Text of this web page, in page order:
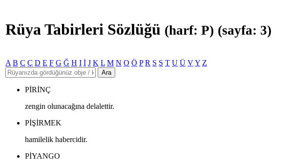
Rüya Tabirleri Sözlüğü (harf: P) (sayfa: 3)
A B C Ç D E F G Ğ H I İ J K L M N O Ö P R S Ş T U Ü VY Z
Ara
PIRINÇ
zengin olunacağına delalettir.
PIŞIRMEK
hamilelik habercidir.
PIYANGO